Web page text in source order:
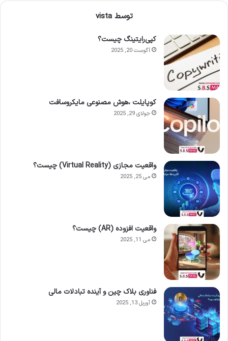
توسط vista
کپی‌رایتینگ چیست؟
آگوست 20, 2025
کوپایلت ،هوش مصنوعی مایکروسافت
جولای 29, 2025
واقعیت مجازی (Virtual Reality) چیست؟
می 25, 2025
واقعیت افزوده (AR) چیست؟
می 11, 2025
فناوری بلاک چین و آینده تبادلات مالی
آوریل 13, 2025